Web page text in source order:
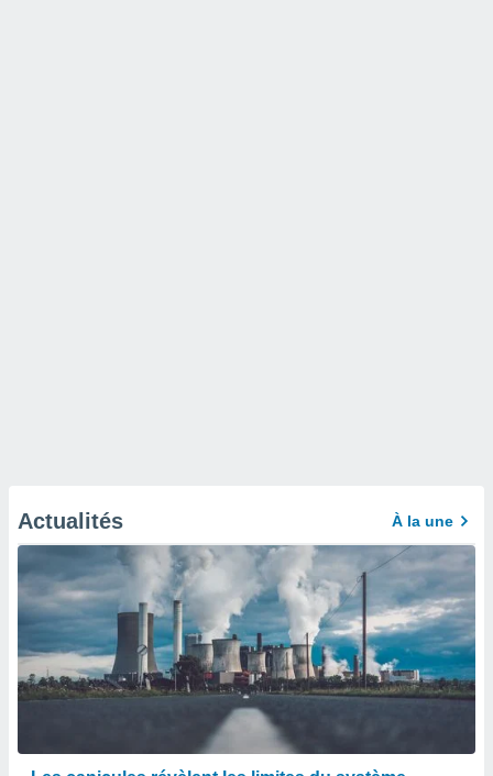
Actualités À la une